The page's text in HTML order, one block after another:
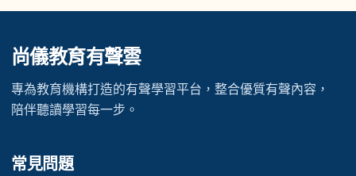
尚儀教育有聲雲
專為教育機構打造的有聲學習平台，整合優質有聲內容，
陪伴聽讀學習每一步。
常見問題